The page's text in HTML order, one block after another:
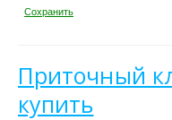
Сохранить
Приточный
купить